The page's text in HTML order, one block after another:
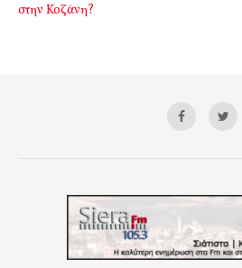
στην Κοζάνη?